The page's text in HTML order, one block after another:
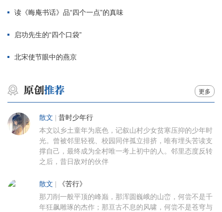
读《晦庵书话》品“四个一点”的真味
启功先生的“四个口袋”
北宋使节眼中的燕京
更多
散文 昔时少年行
本文以乡土童年为底色，记叙山村少女贫寒压抑的少年时
光。曾被邻里轻视、校园同伴孤立排挤，唯有埋头苦读支
撑自己，最终成为全村唯一考上初中的人。邻里态度反转
之后，昔日敌对的伙伴
散文 《苦行》
那刀削一般平顶的峰巅，那浑圆巍峨的山峦，何尝不是千
年狂飙雕琢的杰作；那亘古不息的风啸，何尝不是苍穹与